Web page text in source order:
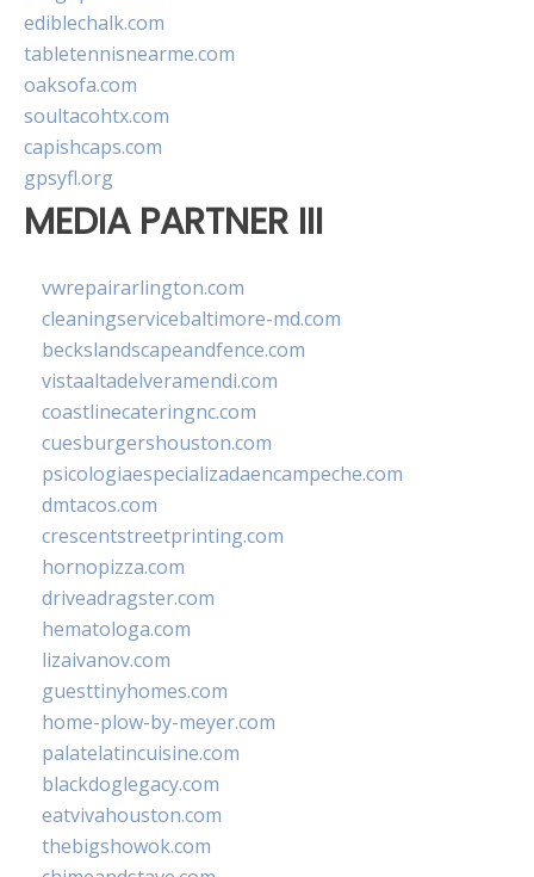
ediblechalk.com
tabletennisnearme.com
oaksofa.com
soultacohtx.com
capishcaps.com
gpsyfl.org
MEDIA PARTNER III
vwrepairarlington.com
cleaningservicebaltimore-md.com
beckslandscapeandfence.com
vistaaltadelveramendi.com
coastlinecateringnc.com
cuesburgershouston.com
psicologiaespecializadaencampeche.com
dmtacos.com
crescentstreetprinting.com
hornopizza.com
driveadragster.com
hematologa.com
lizaivanov.com
guesttinyhomes.com
home-plow-by-meyer.com
palatelatincuisine.com
blackdoglegacy.com
eatvivahouston.com
thebigshowok.com